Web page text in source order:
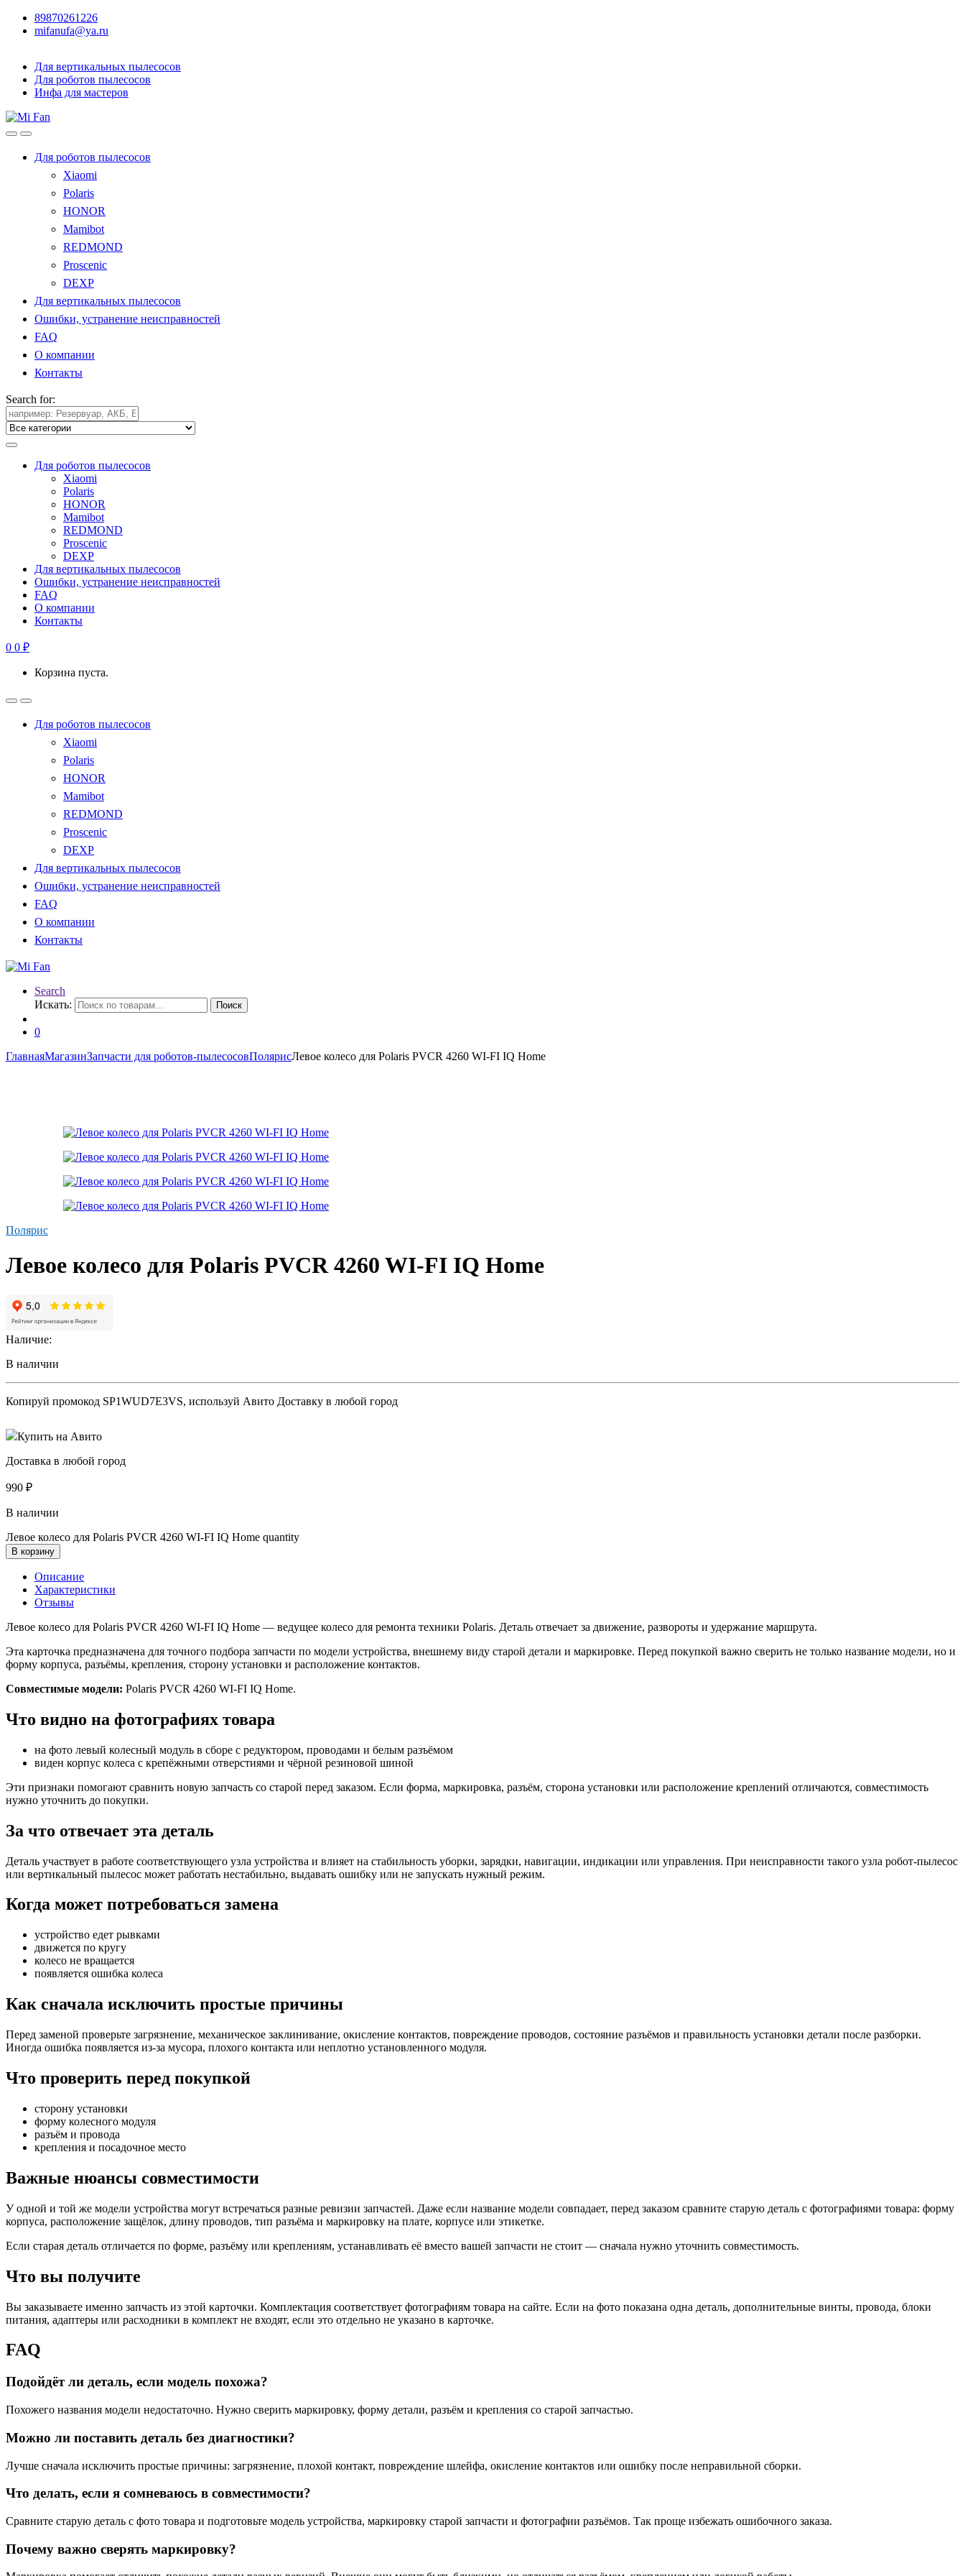
89870261226
mifanufa@ya.ru
Для вертикальных пылесосов
Для роботов пылесосов
Инфа для мастеров
Для роботов пылесосов
Xiaomi
Polaris
HONOR
Mamibot
REDMOND
Proscenic
DEXP
Для вертикальных пылесосов
Ошибки, устранение неисправностей
FAQ
О компании
Контакты
Search for:
Для роботов пылесосов
Xiaomi
Polaris
HONOR
Mamibot
REDMOND
Proscenic
DEXP
Для вертикальных пылесосов
Ошибки, устранение неисправностей
FAQ
О компании
Контакты
0 0 ₽
Корзина пуста.
Для роботов пылесосов
Xiaomi
Polaris
HONOR
Mamibot
REDMOND
Proscenic
DEXP
Для вертикальных пылесосов
Ошибки, устранение неисправностей
FAQ
О компании
Контакты
Search
Искать:
Поиск
0
ГлавнаяМагазинЗапчасти для роботов-пылесосовПолярисЛевое колесо для Polaris PVCR 4260 WI-FI IQ Home
Полярис
Левое колесо для Polaris PVCR 4260 WI-FI IQ Home
Наличие:
В наличии
Копируй промокод SP1WUD7E3VS, используй Авито Доставку в любой город
Купить на Авито
Доставка в любой город
990 ₽
В наличии
Левое колесо для Polaris PVCR 4260 WI-FI IQ Home quantity
В корзину
Описание
Характеристики
Отзывы
Левое колесо для Polaris PVCR 4260 WI-FI IQ Home — ведущее колесо для ремонта техники Polaris. Деталь отвечает за движение, развороты и удержание маршрута.
Эта карточка предназначена для точного подбора запчасти по модели устройства, внешнему виду старой детали и маркировке. Перед покупкой важно сверить не только название модели, но и
форму корпуса, разъёмы, крепления, сторону установки и расположение контактов.
Совместимые модели: Polaris PVCR 4260 WI-FI IQ Home.
Что видно на фотографиях товара
на фото левый колесный модуль в сборе с редуктором, проводами и белым разъёмом
виден корпус колеса с крепёжными отверстиями и чёрной резиновой шиной
Эти признаки помогают сравнить новую запчасть со старой перед заказом. Если форма, маркировка, разъём, сторона установки или расположение креплений отличаются, совместимость
нужно уточнить до покупки.
За что отвечает эта деталь
Деталь участвует в работе соответствующего узла устройства и влияет на стабильность уборки, зарядки, навигации, индикации или управления. При неисправности такого узла робот-пылесос
или вертикальный пылесос может работать нестабильно, выдавать ошибку или не запускать нужный режим.
Когда может потребоваться замена
устройство едет рывками
движется по кругу
колесо не вращается
появляется ошибка колеса
Как сначала исключить простые причины
Перед заменой проверьте загрязнение, механическое заклинивание, окисление контактов, повреждение проводов, состояние разъёмов и правильность установки детали после разборки.
Иногда ошибка появляется из-за мусора, плохого контакта или неплотно установленного модуля.
Что проверить перед покупкой
сторону установки
форму колесного модуля
разъём и провода
крепления и посадочное место
Важные нюансы совместимости
У одной и той же модели устройства могут встречаться разные ревизии запчастей. Даже если название модели совпадает, перед заказом сравните старую деталь с фотографиями товара: форму
корпуса, расположение защёлок, длину проводов, тип разъёма и маркировку на плате, корпусе или этикетке.
Если старая деталь отличается по форме, разъёму или креплениям, устанавливать её вместо вашей запчасти не стоит — сначала нужно уточнить совместимость.
Что вы получите
Вы заказываете именно запчасть из этой карточки. Комплектация соответствует фотографиям товара на сайте. Если на фото показана одна деталь, дополнительные винты, провода, блоки
питания, адаптеры или расходники в комплект не входят, если это отдельно не указано в карточке.
FAQ
Подойдёт ли деталь, если модель похожа?
Похожего названия модели недостаточно. Нужно сверить маркировку, форму детали, разъём и крепления со старой запчастью.
Можно ли поставить деталь без диагностики?
Лучше сначала исключить простые причины: загрязнение, плохой контакт, повреждение шлейфа, окисление контактов или ошибку после неправильной сборки.
Что делать, если я сомневаюсь в совместимости?
Сравните старую деталь с фото товара и подготовьте модель устройства, маркировку старой запчасти и фотографии разъёмов. Так проще избежать ошибочного заказа.
Почему важно сверять маркировку?